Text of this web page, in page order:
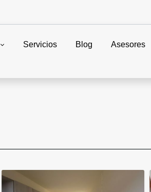
Servicios Blog Asesores